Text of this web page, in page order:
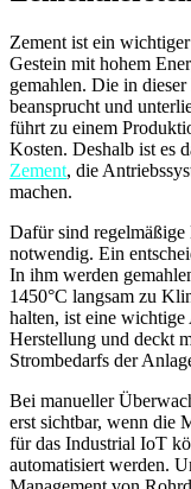
Zement ist ein
Gestein mit hohem
gemahlen. Die in
beansprucht und
führt zu einem
Kosten. Deshalb ist es
Zement, die
machen.
Dafür sind regelmäßige
notwendig. Ein
In ihm werden
1450°C langsam zu
halten, ist eine
Herstellung und deckt
Strombedarfs der
Bei manueller
erst sichtbar, wenn die
für das Industrial IoT
automatisiert werden.